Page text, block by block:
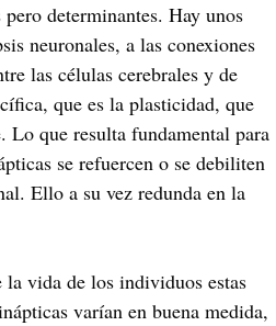
determinantes. Hay unos
neuronales, a las conexiones
las células cerebrales y de
que es la plasticidad, que
Lo que resulta fundamental para
se refuercen o se debiliten
Ello a su vez redunda en la
vida de los individuos estas
varían en buena medida,